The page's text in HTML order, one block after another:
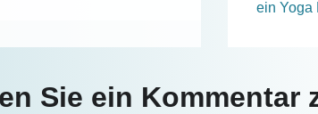
ein Yoga
Sie ein